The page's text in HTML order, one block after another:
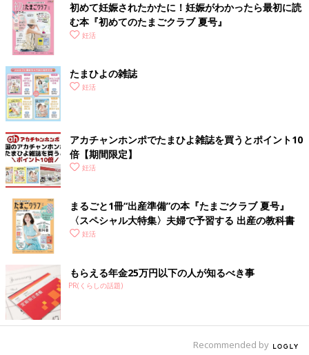
初めて妊娠されたかたに！妊娠がわかったら最初に読
む本『初めてのたまごクラブ 夏号』
妊活
たまひよの雑誌
妊活
アカチャンホンポでたまひよ雑誌を買うとポイント10
倍【期間限定】
妊活
まるごと1冊“出産準備”の本『たまごクラブ 夏号』
〈スペシャル大特集〉夫婦で予習する 出産の教科書
妊活
もらえる年金25万円以下の人が知るべき事
PR(くらしの話題)
Recommended by